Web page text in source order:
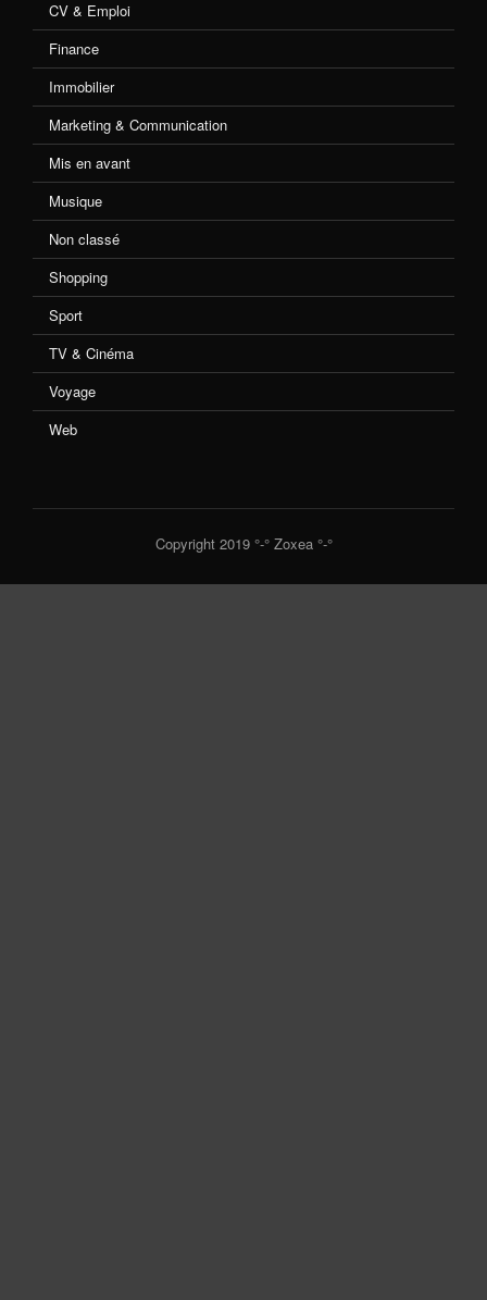
CV & Emploi
Finance
Immobilier
Marketing & Communication
Mis en avant
Musique
Non classé
Shopping
Sport
TV & Cinéma
Voyage
Web
Copyright 2019 °-° Zoxea °-°